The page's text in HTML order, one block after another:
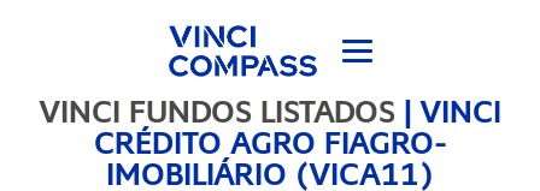
VINCI FUNDOS LISTADOS |VINCI
CRÉDITO AGRO FIAGRO-
IMOBILIÁRIO (VICA11)